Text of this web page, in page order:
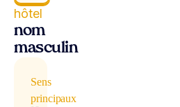
hôtel
nom
masculin
Sens
principaux